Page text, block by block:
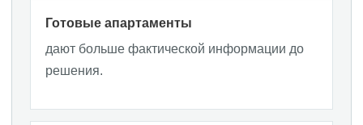
Готовые апартаменты
дают больше фактической информации до
решения.